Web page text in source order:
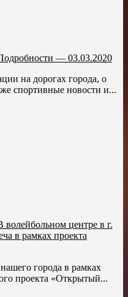
— 03.03.2020
на дорогах города, о
спортивные новости и...
волейбольном центре в г.
в рамках проекта
города в рамках
проекта «Открытый...